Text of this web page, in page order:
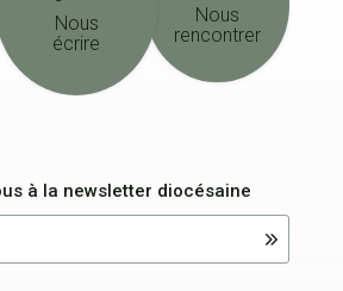
Nous
écrire
Nous
rencontrer
à la newsletter diocésaine